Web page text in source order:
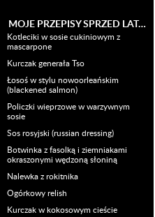
MOJE PRZEPISY SPRZED LAT…
Kotleciki w sosie cukiniowym z
mascarpone
Kurczak generała Tso
Łosoś w stylu nowoorleańskim
(blackened salmon)
Policzki wieprzowe w warzywnym
sosie
Sos rosyjski (russian dressing)
Botwinka z fasolką i ziemniakami
okraszonymi wędzoną słoniną
Nalewka z rokitnika
Ogórkowy relish
Kurczak w kokosowym cieście